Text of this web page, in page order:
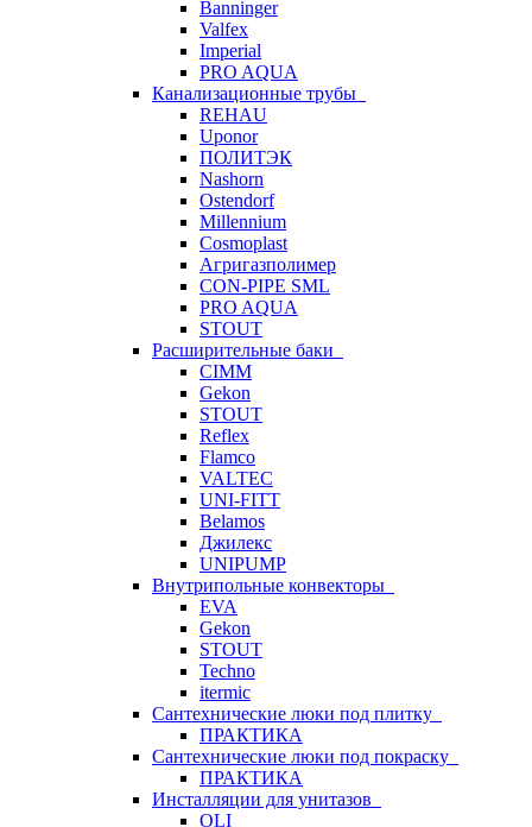
Banninger
Valfex
Imperial
PRO AQUA
Канализационные трубы
REHAU
Uponor
ПОЛИТЭК
Nashorn
Ostendorf
Millennium
Cosmoplast
Агригазполимер
CON-PIPE SML
PRO AQUA
STOUT
Расширительные баки
CIMM
Gekon
STOUT
Reflex
Flamco
VALTEC
UNI-FITT
Belamos
Джилекс
UNIPUMP
Внутрипольные конвекторы
EVA
Gekon
STOUT
Techno
itermic
Сантехнические люки под плитку
ПРАКТИКА
Сантехнические люки под покраску
ПРАКТИКА
Инсталляции для унитазов
OLI